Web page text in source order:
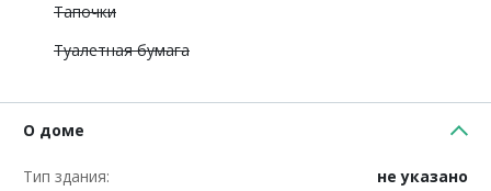
Тапочки
Туалетная бумага
О доме
Тип здания:
не указано